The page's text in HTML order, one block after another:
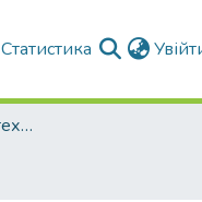
Статистика
Факультет Механіко-технологічний